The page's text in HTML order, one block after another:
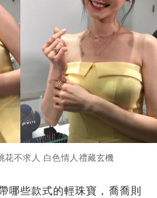
花不求人 白色情人禮藏玄機
哪些款式的輕珠寶，喬喬則